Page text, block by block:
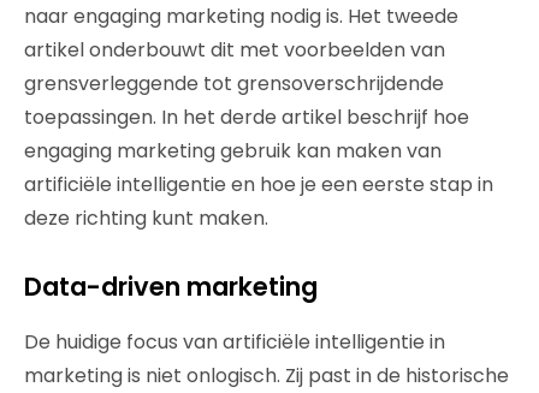
naar engaging marketing nodig is. Het tweede
artikel onderbouwt dit met voorbeelden van
grensverleggende tot grensoverschrijdende
toepassingen. In het derde artikel beschrijf hoe
engaging marketing gebruik kan maken van
artificiële intelligentie en hoe je een eerste stap in
deze richting kunt maken.
Data-driven marketing
De huidige focus van artificiële intelligentie in
marketing is niet onlogisch. Zij past in de historische